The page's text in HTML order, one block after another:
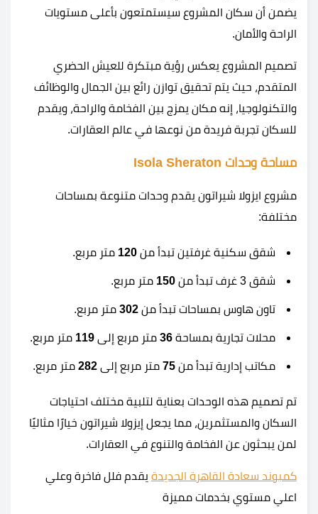
يضمن أن سكان المشروع سيستمتعون بأعلى مستويات
الراحة والأمان.
تصميم المشروع يعكس رؤية مبتكرة للعيش الحضري
المتقدم، حيث يتم تحقيق توازن رائع بين الجمال والوظائف
والتكنولوجيا، إنه مكان يمزج بين الفخامة والراحة، ويقدم
للسكان تجربة فريدة من نوعها في عالم العقارات.
مساحة وحدات Isola Sheraton
مشروع ايزولا شيراتون يقدم وحدات متنوعة بمساحات
مختلفة:
شقق سكنية غرفتين تبدأ من 120 متر مربع.
شقق 3 غرف تبدأ من 150 متر مربع.
تاون هاوس بمساحات تبدأ من 302 متر مربع.
محلات تجارية بمساحة 36 متر مربع إلى 119 متر مربع.
مكاتب إدارية تبدأ من 75 متر مربع إلى 282 متر مربع.
تم تصميم هذه الوحدات بعناية لتلبية مختلف احتياجات
السكان والمستثمرين، مما يجعل إيزولا شيراتون خيارًا مثاليًا
لمن يبحثون عن الفخامة والتنوع في العقارات.
كمبوند سعادة القاهرة الجديدة يقدم فلل فاخرة وعلي
اعلي مستوي بخدمات مميزة